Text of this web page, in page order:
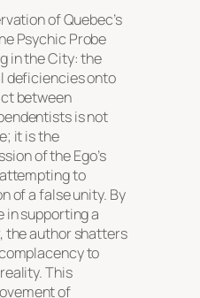
of Quebec’s
Psychic Probe
in the City: the
deficiencies onto
between
is not
it is the
of the Ego’s
to
of a false unity. By
in supporting a
the author shatters
to
This
of